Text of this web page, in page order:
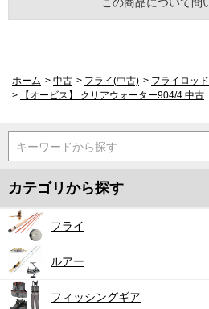
ホーム > 中古 > フライ(中古) > フライロッ
>
【オービス】 クリアウォーター904/4 中古
キーワードから探す
カテゴリから探す
フライ
ルアー
フィッシングギア